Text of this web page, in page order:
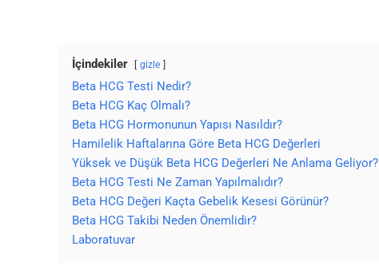
İçindekiler gizle
Beta HCG Testi Nedir?
Beta HCG Kaç Olmalı?
Beta HCG Hormonunun Yapısı Nasıldır?
Hamilelik Haftalarına Göre Beta HCG Değerleri
Yüksek ve Düşük Beta HCG Değerleri Ne Anlama Geliyor?
Beta HCG Testi Ne Zaman Yapılmalıdır?
Beta HCG Değeri Kaçta Gebelik Kesesi Görünür?
Beta HCG Takibi Neden Önemlidir?
Laboratuvar